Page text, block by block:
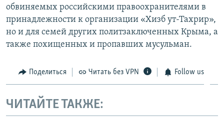
обвиняемых российскими правоохранителями в
принадлежности к организации «Хизб ут-Тахрир»,
но и для семей других политзаключенных Крыма, а
также похищенных и пропавших мусульман.
Поделиться Читать без VPN Follow us
ЧИТАЙТЕ ТАКЖЕ: